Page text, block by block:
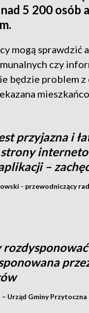
5 200 osób
mogą sprawdzić
czy
będzie problem
przyjazna i
–
- przewodniczący
– Urząd Gminy Przytoczna